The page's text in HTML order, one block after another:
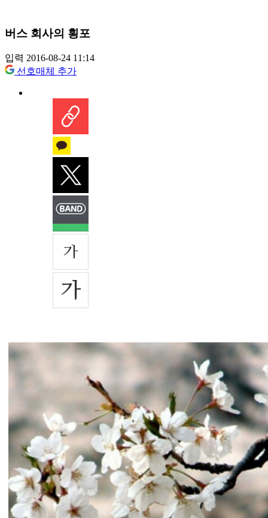
버스 회사의 횡포
입력 2016-08-24 11:14
선호매체 추가